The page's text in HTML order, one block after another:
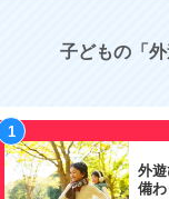
子どもの「
外
備わ